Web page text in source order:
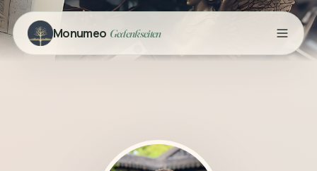
Monumeo Gedenkseiten